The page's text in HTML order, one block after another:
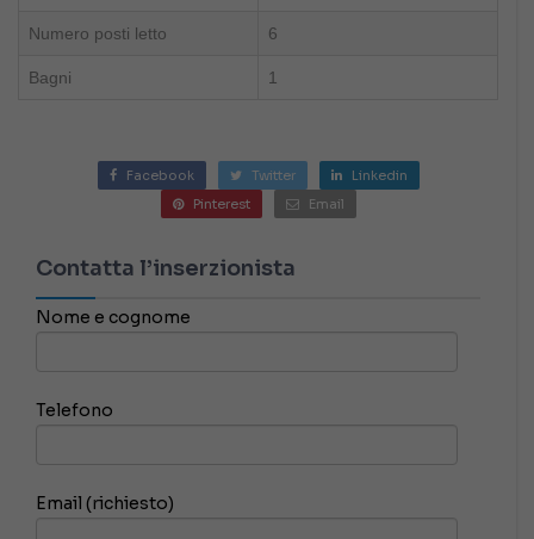
Numero posti letto 6
Bagni 1
Facebook Twitter
Linkedin
Pinterest
Email
Contatta l’inserzionista
Nome e cognome
Telefono
Email (richiesto)